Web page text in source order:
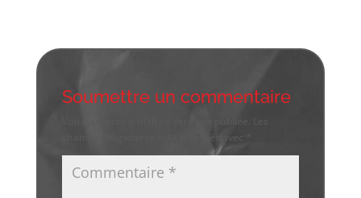
Soumettre un commentaire